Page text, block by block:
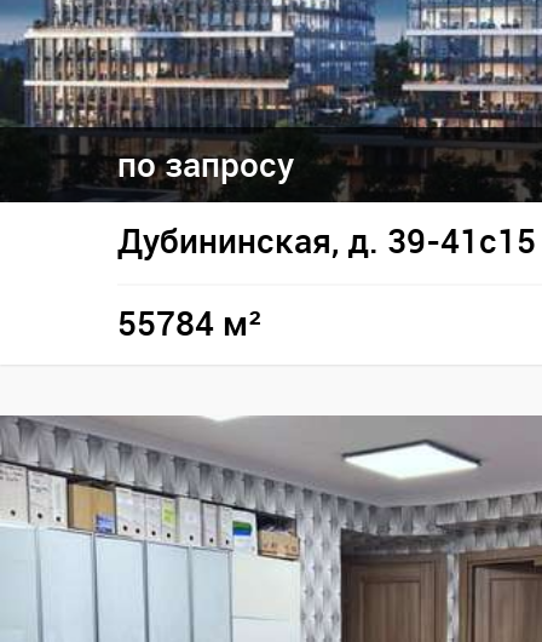
по запросу
Дубининская, д. 39-41с15
55784 м²